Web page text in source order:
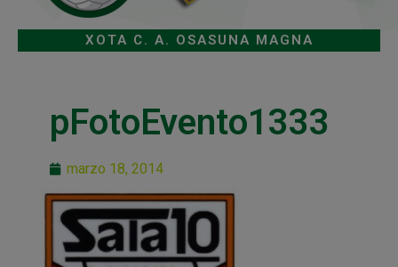
XOTA C. A. OSASUNA MAGNA
pFotoEvento1333
marzo 18, 2014